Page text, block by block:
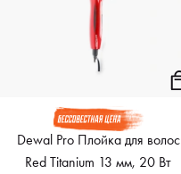
Dewal Pro Плойка для волос
Red Titanium 13 мм, 20 Вт